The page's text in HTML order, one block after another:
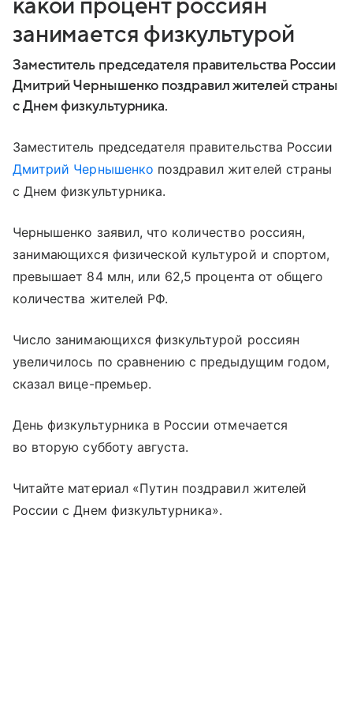
какой процент россиян
занимается физкультурой
Заместитель председателя правительства России
Дмитрий Чернышенко поздравил жителей страны
с Днем физкультурника.
Заместитель председателя правительства России
Дмитрий Чернышенко поздравил жителей страны
с Днем физкультурника.
Чернышенко заявил, что количество россиян,
занимающихся физической культурой и спортом,
превышает 84 млн, или 62,5 процента от общего
количества жителей РФ.
Число занимающихся физкультурой россиян
увеличилось по сравнению с предыдущим годом,
сказал вице-премьер.
День физкультурника в России отмечается
во вторую субботу августа.
Читайте материал «Путин поздравил жителей
России с Днем физкультурника».